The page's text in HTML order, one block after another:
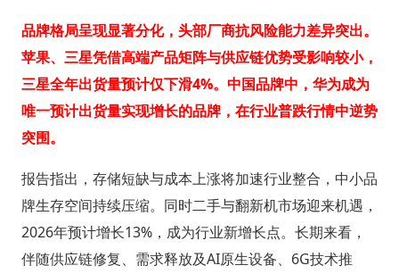
品牌格局呈现显著分化，头部厂商抗风险能力差异突出。
苹果、三星凭借高端产品矩阵与供应链优势受影响较小，
三星全年出货量预计仅下滑4%。中国品牌中，华为成为
唯一预计出货量实现增长的品牌，在行业普跌行情中逆势
突围。
报告指出，存储短缺与成本上涨将加速行业整合，中小品
牌生存空间持续压缩。同时二手与翻新机市场迎来机遇，
2026年预计增长13%，成为行业新增长点。长期来看，
伴随供应链修复、需求释放及AI原生设备、6G技术推